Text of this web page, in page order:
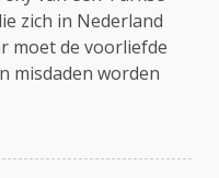
zich in Nederland
moet de voorliefde
misdaden worden